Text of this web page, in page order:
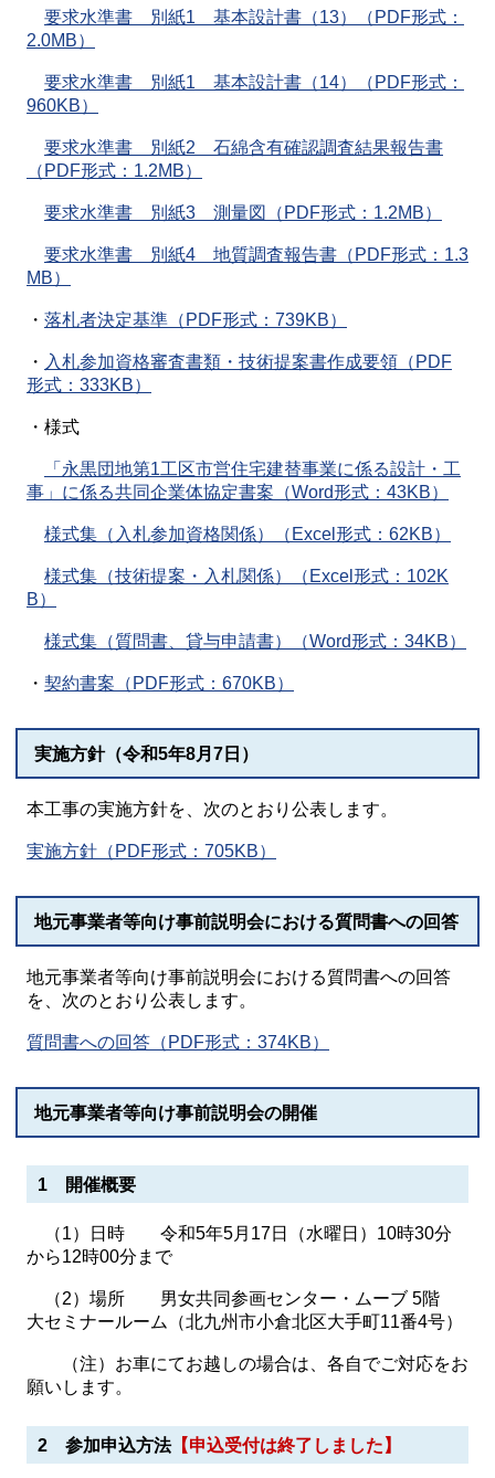
要求水準書 別紙1 基本設計書（13）（PDF形式：
2.0MB）
要求水準書 別紙1 基本設計書（14）（PDF形式：
960KB）
要求水準書 別紙2 石綿含有確認調査結果報告書
（PDF形式：1.2MB）
要求水準書 別紙3 測量図（PDF形式：1.2MB）
要求水準書 別紙4 地質調査報告書（PDF形式：1.3
MB）
・ 落札者決定基準（PDF形式：739​KB）
・ 入札参加資格審査書類・技術提案書作成要領（PDF
形式：333​KB）
・様式
「永黒団地第1工区市営住宅建替事業に係る設計・工
事」に係る共同企業体協定書案（Word形式：43KB）
様式集（入札参加資格関係）（Excel形式：62KB）
様式集（技術提案・入札関係）（Excel形式：102K
B）
様式集（質問書、貸与申請書）（Word形式：34KB）
・ 契約書案（PDF形式：670KB）
実施方針（令和5年8月7日）
本工事の実施方針を、次のとおり公表します。
実施方針（PDF形式：705KB）
地元事業者等向け事前説明会における質問書への回答
地元事業者等向け事前説明会における質問書への回答
を、次のとおり公表します。
質問書への回答（PDF形式：374KB）
地元事業者等向け事前説明会の開催
1 開催概要
（1）日時 令和5年5月17日（水曜日）10時30分
から12時00分まで
（2）場所 男女共同参画センター・ムーブ 5階
大セミナールーム（北九州市小倉北区大手町11番4号）
（注）お車にてお越しの場合は、各自でご対応をお
願いします。
2 参加申込方法【申込受付は終了しました】